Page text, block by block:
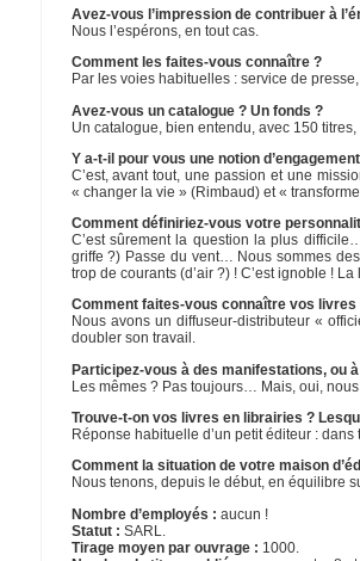
Avez-vous l’impression de contribuer à
Nous l’espérons, en tout cas.
Comment les faites-vous connaître ?
Par les voies habituelles : service de
Avez-vous un catalogue ? Un fonds ?
Un catalogue, bien entendu, avec 150
Y a-t-il pour vous une notion
C’est, avant tout, une passion et une
« changer la vie » (Rimbaud) et «
Comment définiriez-vous votre
C’est sûrement la question la plus
griffe ?) Passe du vent… Nous sommes
trop de courants (d’air ?) ! C’est ignoble !
Comment faites-vous connaître vos livres
Nous avons un diffuseur-distributeur «
doubler son travail.
Participez-vous à des manifestations, ou
Les mêmes ? Pas toujours… Mais, oui,
Trouve-t-on vos livres en librairies ?
Réponse habituelle d’un petit éditeur :
Comment la situation de votre maison
Nous tenons, depuis le début, en équilibre
Nombre d’employés : aucun !
Statut : SARL.
Tirage moyen par ouvrage : 1000.